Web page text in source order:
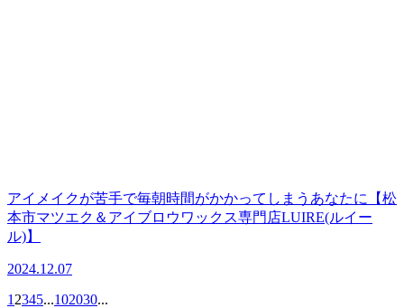
アイメイクが苦手で毎朝時間がかかってしまうあなたに【松
本市マツエク＆アイブロウワックス専門店LUIRE(ルイー
ル)】
2024.12.07
1 2345...102030...